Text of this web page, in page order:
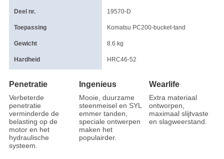
Deel nr. 19570-D
Toepassing Komatsu PC200-bucket-tand
Gewicht 8.6 kg
Hardheid HRC46-52
Penetratie
Verbeterde
penetratie
verminderde de
belasting op de
motor en het
hydraulische
systeem.
Ingenieus
Mooie, duurzame
steenmeisel en SYL
emmer tanden,
speciale ontwerpen
maken het
populairder.
Wearlife
Extra materiaal
ontworpen,
maximaal slijtvaste
en slagweerstand.